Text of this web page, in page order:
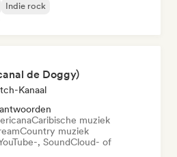
Indie rock
de Doggy)
Kanaal
Caribische muziek
Country muziek
, SoundCloud- of